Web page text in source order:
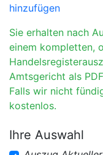
hinzufügen
Sie erhalten nach
einem kompletten,
Amtsgericht als
Falls wir nicht
kostenlos.
Ihre Auswahl